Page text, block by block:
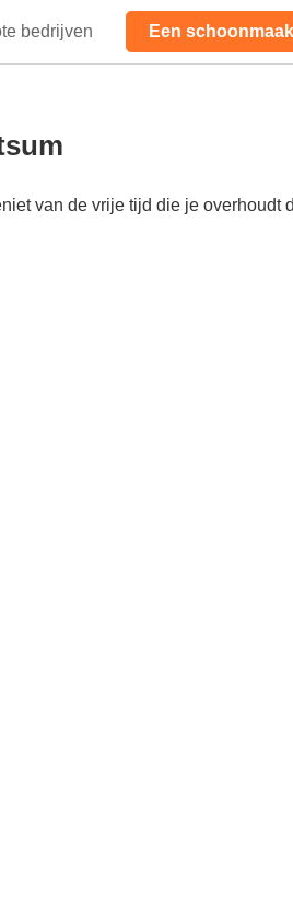
bedrijven Een
van de vrije tijd die je overhoudt